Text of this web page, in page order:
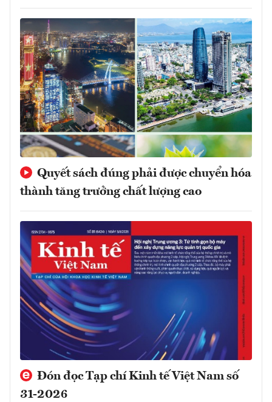
Quyết sách đúng phải được chuyển hóa
thành tăng trưởng chất lượng cao
Đón đọc Tạp chí Kinh tế Việt Nam số
31-2026